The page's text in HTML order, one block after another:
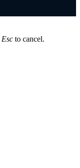
Esc to cancel.